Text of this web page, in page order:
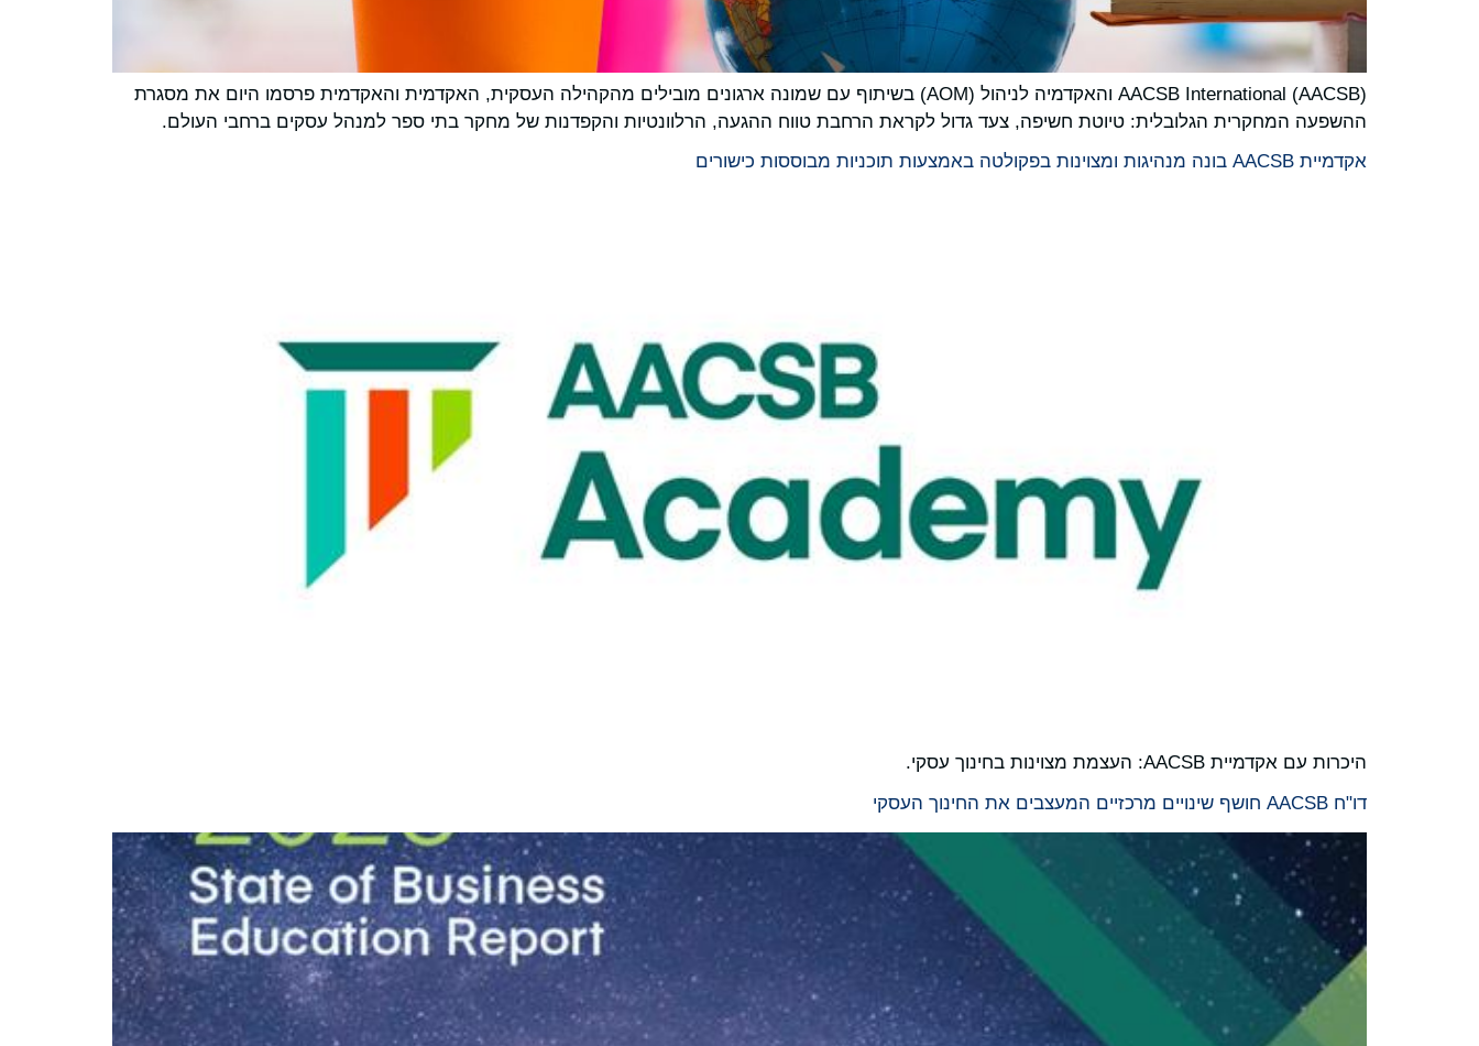
AACSB International (AACSB) והאקדמיה לניהול (AOM) בשיתוף עם שמונה ארגונים מובילים מהקהילה העסקית, האקדמית והאקדמית פרסמו היום את מסגרת
ההשפעה המחקרית הגלובלית: טיוטת חשיפה, צעד גדול לקראת הרחבת טווח ההגעה, הרלוונטיות והקפדנות של מחקר בתי ספר למנהל עסקים ברחבי העולם.
אקדמיית AACSB בונה מנהיגות ומצוינות בפקולטה באמצעות תוכניות מבוססות כישורים
היכרות עם אקדמיית AACSB: העצמת מצוינות בחינוך עסקי.
דו"ח AACSB חושף שינויים מרכזיים המעצבים את החינוך העסקי